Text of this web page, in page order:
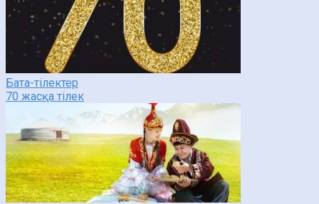
Бата-тілектер
70 жасқа тілек